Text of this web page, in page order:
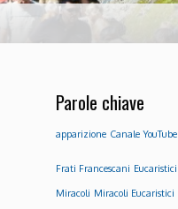
Parole chiave
apparizione Canale YouTube
Frati Francescani Eucaristici
Miracoli Miracoli Eucaristici